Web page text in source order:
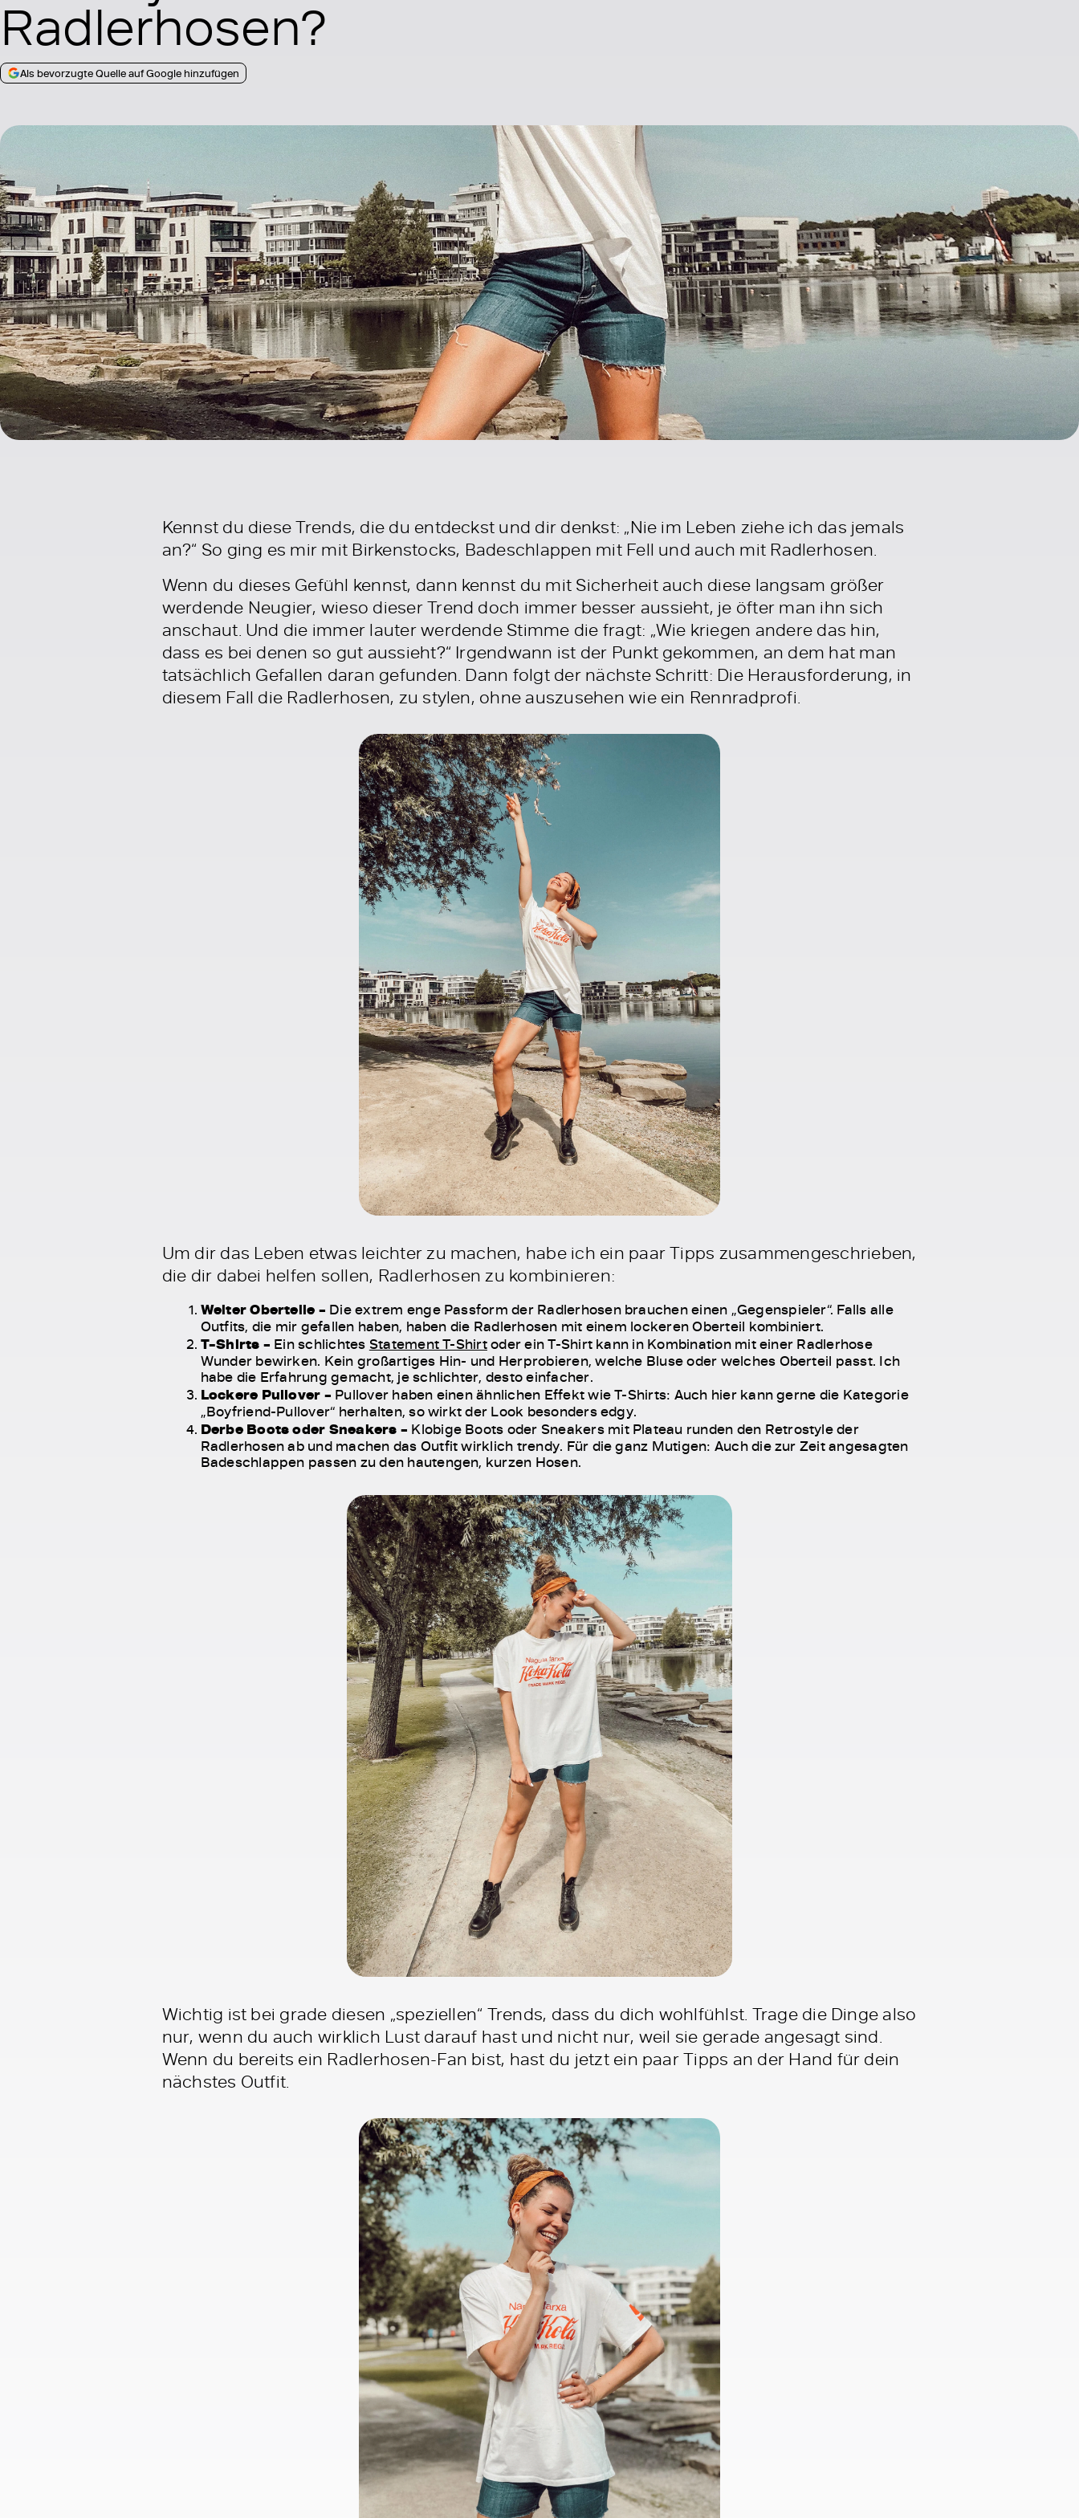
Radlerhosen?
Als bevorzugte Quelle auf Google hinzufügen
Kennst du diese Trends, die du entdeckst und dir denkst: „Nie im Leben ziehe ich das jemals
an?“ So ging es mir mit Birkenstocks, Badeschlappen mit Fell und auch mit Radlerhosen.
Wenn du dieses Gefühl kennst, dann kennst du mit Sicherheit auch diese langsam größer
werdende Neugier, wieso dieser Trend doch immer besser aussieht, je öfter man ihn sich
anschaut. Und die immer lauter werdende Stimme die fragt: „Wie kriegen andere das hin,
dass es bei denen so gut aussieht?“ Irgendwann ist der Punkt gekommen, an dem hat man
tatsächlich Gefallen daran gefunden. Dann folgt der nächste Schritt: Die Herausforderung, in
diesem Fall die Radlerhosen, zu stylen, ohne auszusehen wie ein Rennradprofi.
Um dir das Leben etwas leichter zu machen, habe ich ein paar Tipps zusammengeschrieben,
die dir dabei helfen sollen, Radlerhosen zu kombinieren:
Weiter Oberteile – Die extrem enge Passform der Radlerhosen brauchen einen „Gegenspieler“. Falls alle
Outfits, die mir gefallen haben, haben die Radlerhosen mit einem lockeren Oberteil kombiniert.
T-Shirts – Ein schlichtes Statement T-Shirtoder ein T-Shirt kann in Kombination mit einer Radlerhose
Wunder bewirken. Kein großartiges Hin- und Herprobieren, welche Bluse oder welches Oberteil passt. Ich
habe die Erfahrung gemacht, je schlichter, desto einfacher.
Lockere Pullover – Pullover haben einen ähnlichen Effekt wie T-Shirts: Auch hier kann gerne die Kategorie
„Boyfriend-Pullover“ herhalten, so wirkt der Look besonders edgy.
Derbe Boots oder Sneakers – Klobige Boots oder Sneakers mit Plateau runden den Retrostyle der
Radlerhosen ab und machen das Outfit wirklich trendy. Für die ganz Mutigen: Auch die zur Zeit angesagten
Badeschlappen passen zu den hautengen, kurzen Hosen.
Wichtig ist bei grade diesen „speziellen“ Trends, dass du dich wohlfühlst. Trage die Dinge also
nur, wenn du auch wirklich Lust darauf hast und nicht nur, weil sie gerade angesagt sind.
Wenn du bereits ein Radlerhosen-Fan bist, hast du jetzt ein paar Tipps an der Hand für dein
nächstes Outfit.